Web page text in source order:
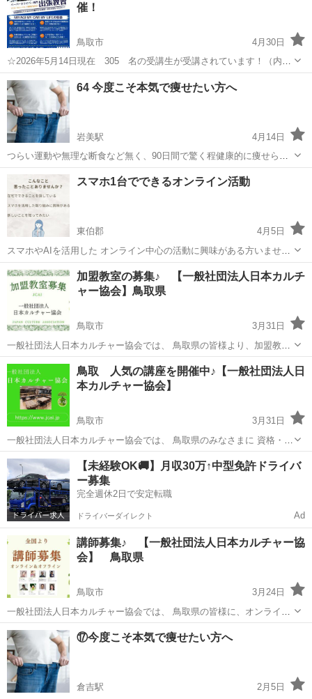
催！
鳥取市
4月30日
☆2026年5月14日現在 305 名の受講生が受講されています！（内合
宿利用者 1名）☆ 私は32歳男性の、元自動車学校勤務の教習指導
員・検定員だったMIYAGI MY CAR MY LIFEの板橋と申します。 2...
鳥取 鳥取市 その他 ペーパードライバー
64 今度こそ本気で痩せたい方へ
岩美駅
4月14日
つらい運動や無理な断食など無く、90日間で驚く程健康的に痩せられ
て、リバウンドもしないダイエットにご興味はありませんか？ ダイエ
ットしたいけど運動は苦手で続けられない。 カロリー計算とか面倒で
頭が痛くなりそう。 頑張ってダ...
鳥取 岩美郡 岩美駅 その他
スマホ1台でできるオンライン活動
東伯郡
4月5日
スマホやAIを活用した オンライン中心の活動に興味がある方いません
か？😊 最近、スマホ1台で進めていける 新しい仕組みについて知る機
会がありました。 AIが説明や案内をサポートしてくれるため、 オンラ
イン中...
鳥取 東伯郡 その他 オンライン
加盟教室の募集♪ 【一般社団法人日本カルチ
ャー協会】鳥取県
鳥取市
3月31日
一般社団法人日本カルチャー協会では、 鳥取県の皆様より、加盟教室
の募集をしております。その他、下記の様々な募集も行っておりま
す。 下記のURLをクリックすると、日程などの詳細情報を見ることが
でき、 24時間ご予約・お申...
鳥取 鳥取市 その他 オンライン
鳥取 人気の講座を開催中♪【一般社団法人日
本カルチャー協会】
鳥取市
3月31日
一般社団法人日本カルチャー協会では、 鳥取県のみなさまに 資格・講
師養成・プロ養成・ 料理・語学・ダンス・音楽・健康・ハンドメイ
ド・ 美容・ファッション・介護・福祉・植物・アート 資産運用・伝統
文化・占い・一般...
鳥取 鳥取市 その他 カルチャー
【未経験OK🚚】月収30万↑中型免許ドライバ
ー募集
完全週休2日で安定転職
ドライバーダイレクト Ad
講師募集♪ 【一般社団法人日本カルチャー協
会】 鳥取県
鳥取市
3月24日
一般社団法人日本カルチャー協会では、 鳥取県の皆様に、オンライン
講師やオフライン講師の募集をしております。その他、下記の様々な
募集も行っております。 下記のURLをクリックすると、日程などの詳
細情報を見ることができ、 ...
鳥取 鳥取市 その他
⑰今度こそ本気で痩せたい方へ
倉吉駅 2月5日